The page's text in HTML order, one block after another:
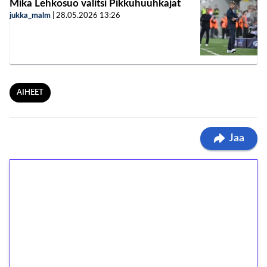
Mika Lehkosuo valitsi Pikkuhuuhkajat
jukka_malm 28.05.2026 13:26
AIHEET
Jaa